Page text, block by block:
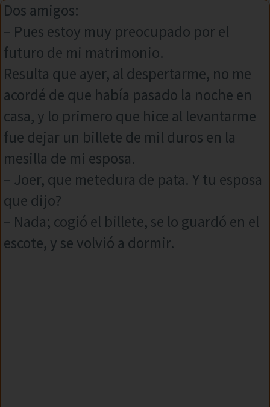
Dos amigos:
– Pues estoy muy preocupado por el
futuro de mi matrimonio.
Resulta que ayer, al despertarme, no me
acordé de que había pasado la noche en
casa, y lo primero que hice al levantarme
fue dejar un billete de mil duros en la
mesilla de mi esposa.
– Joer, que metedura de pata. Y tu esposa
que dijo?
– Nada; cogió el billete, se lo guardó en el
escote, y se volvió a dormir.